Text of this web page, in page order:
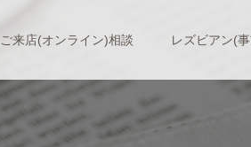
ご来店(オンライン)相談 レズビアン(